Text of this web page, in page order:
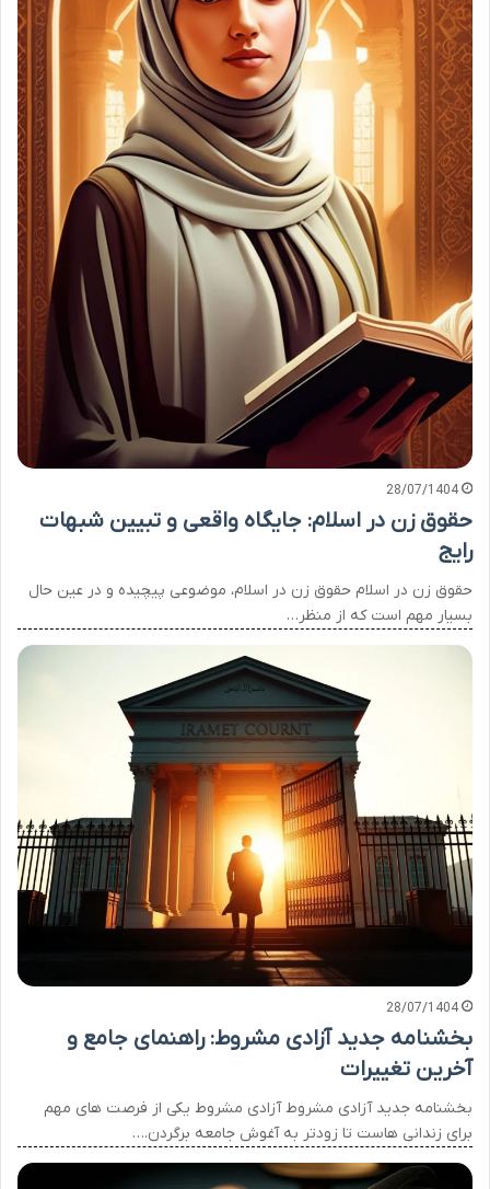
28/07/1404
حقوق زن در اسلام: جایگاه واقعی و تبیین شبهات
رایج
حقوق زن در اسلام حقوق زن در اسلام، موضوعی پیچیده و در عین حال
بسیار مهم است که از منظر…
28/07/1404
بخشنامه جدید آزادی مشروط: راهنمای جامع و
آخرین تغییرات
بخشنامه جدید آزادی مشروط آزادی مشروط یکی از فرصت های مهم
برای زندانی هاست تا زودتر به آغوش جامعه برگردن.…